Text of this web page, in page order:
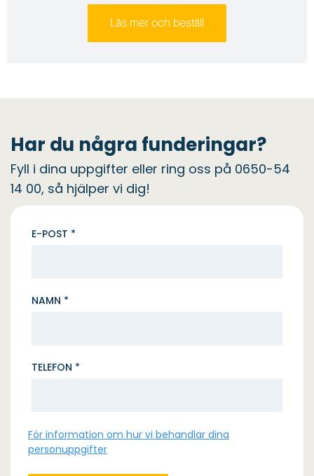
Läs mer och beställ
Har du några funderingar?
Fyll i dina uppgifter eller ring oss på 0650-54
14 00, så hjälper vi dig!
E-POST *
NAMN *
TELEFON *
För information om hur vi behandlar dina
personuppgifter